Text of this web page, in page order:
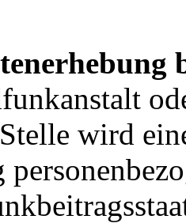
wird